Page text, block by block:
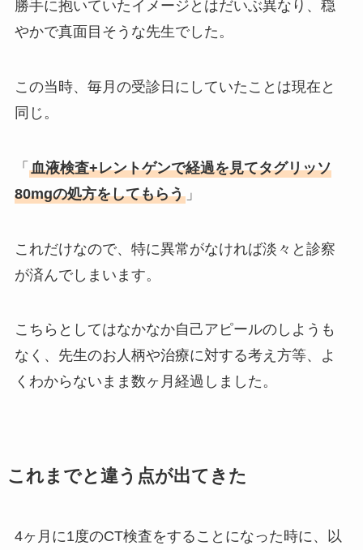
勝手に抱いていたイメージとはだいぶ異なり、穏
やかで真面目そうな先生でした。
この当時、毎月の受診日にしていたことは現在と
同じ。
「 血液検査+レントゲンで経過を見てタグリッソ
80mgの処方をしてもらう」
これだけなので、特に異常がなければ淡々と診察
が済んでしまいます。
こちらとしてはなかなか自己アピールのしようも
なく、先生のお人柄や治療に対する考え方等、よ
くわからないまま数ヶ月経過しました。
これまでと違う点が出てきた
4ヶ月に1度のCT検査をすることになった時に、以